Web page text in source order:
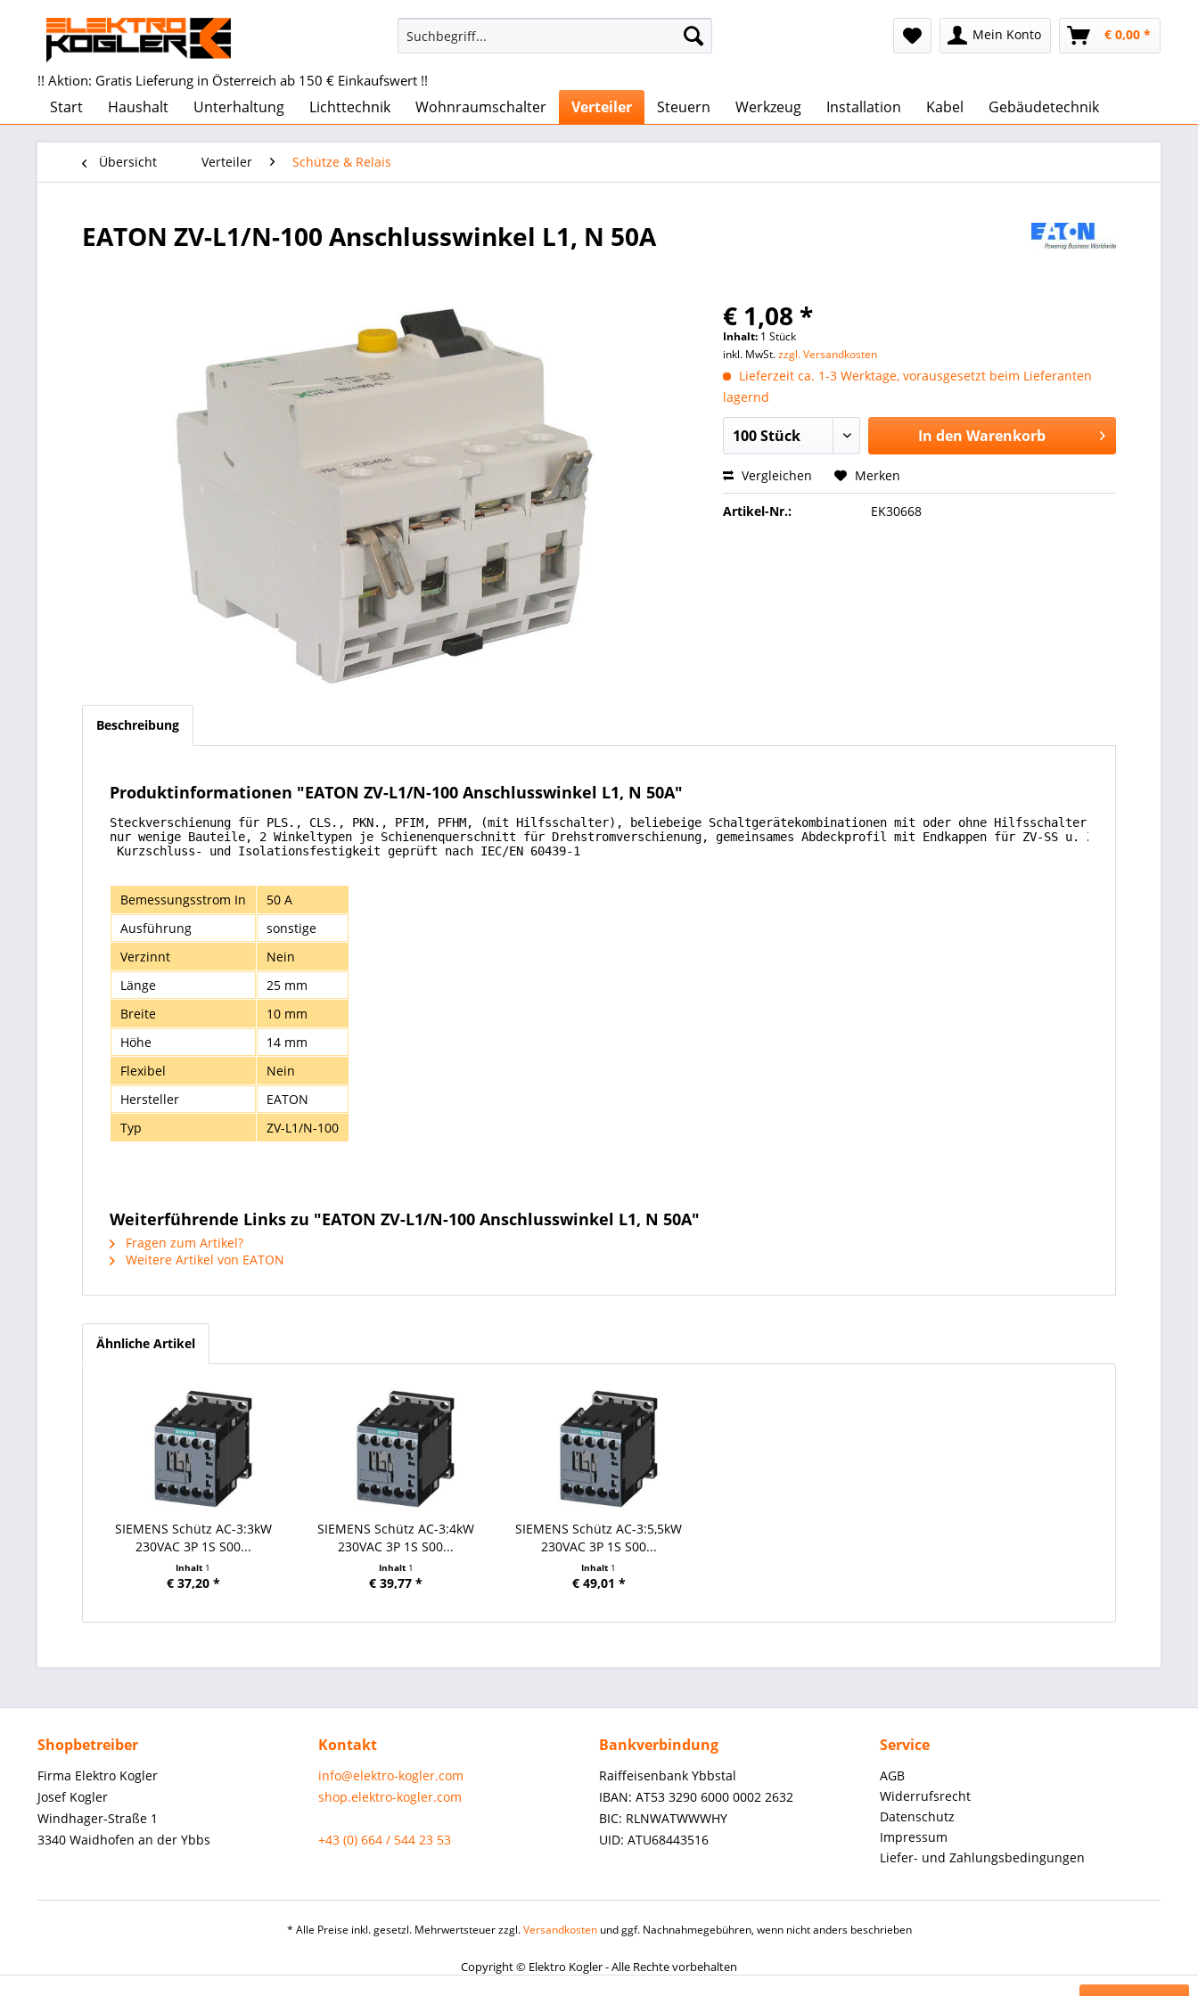
Mein Konto € 0,00 *
!! Aktion: Gratis Lieferung in Österreich ab 150 € Einkaufswert !!
Start Haushalt Unterhaltung Lichttechnik Wohnraumschalter Verteiler Steuern Werkzeug Installation Kabel Gebäudetechnik
Übersicht Verteiler Schütze & Relais
EATON ZV-L1/N-100 Anschlusswinkel L1, N 50A
€ 1,08 *
Inhalt: 1 Stück
inkl. MwSt.zzgl. Versandkosten
Lieferzeit ca. 1-3 Werktage, vorausgesetzt beim Lieferanten
lagernd
In den Warenkorb
Vergleichen Merken
Artikel-Nr.: EK30668
Beschreibung
Produktinformationen "EATON ZV-L1/N-100 Anschlusswinkel L1, N 50A"
Steckverschienung für PLS., CLS., PKN., PFIM, PFHM, (mit Hilfsschalter), beliebeige Schaltgerätekombinationen mit oder ohne Hilfsschalter möglich,
nur wenige Bauteile, 2 Winkeltypen je Schienenquerschnitt für Drehstromverschienung, gemeinsames Abdeckprofil mit Endkappen für ZV-SS u. ZV-SS-80A,
Kurzschluss- und Isolationsfestigkeit geprüft nach IEC/EN 60439-1
Bemessungsstrom In
50 A
Ausführung
sonstige
Verzinnt
Nein
Länge
25 mm
Breite
10 mm
Höhe
14 mm
Flexibel
Nein
Hersteller
EATON
Typ
ZV-L1/N-100
Weiterführende Links zu "EATON ZV-L1/N-100 Anschlusswinkel L1, N 50A"
Fragen zum Artikel?
Weitere Artikel von EATON
Ähnliche Artikel
SIEMENS Schütz AC-3:3kW
230VAC 3P 1S S00...
Inhalt 1
€ 37,20 *
SIEMENS Schütz AC-3:4kW
230VAC 3P 1S S00...
Inhalt 1
€ 39,77 *
SIEMENS Schütz AC-3:5,5kW
230VAC 3P 1S S00...
Inhalt 1
€ 49,01 *
Shopbetreiber
Firma Elektro Kogler
Josef Kogler
Windhager-Straße 1
3340 Waidhofen an der Ybbs
Kontakt
info@elektro-kogler.com
shop.elektro-kogler.com
+43 (0) 664 / 544 23 53
Bankverbindung
Raiffeisenbank Ybbstal
IBAN: AT53 3290 6000 0002 2632
BIC: RLNWATWWWHY
UID: ATU68443516
Service
AGB
Widerrufsrecht
Datenschutz
Impressum
Liefer- und Zahlungsbedingungen
* Alle Preise inkl. gesetzl. Mehrwertsteuer zzgl.Versandkostenund ggf. Nachnahmegebühren, wenn nicht anders beschrieben
Copyright © Elektro Kogler - Alle Rechte vorbehalten